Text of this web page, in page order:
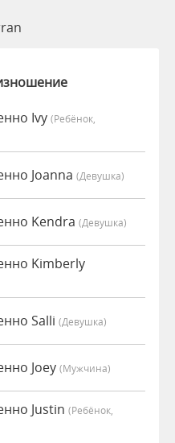
Ivy (Ребёнок,
Joanna (девушка)
Kendra (девушка)
Kimberly
Salli (девушка)
Joey (мужчина)
Justin (Ребёнок,